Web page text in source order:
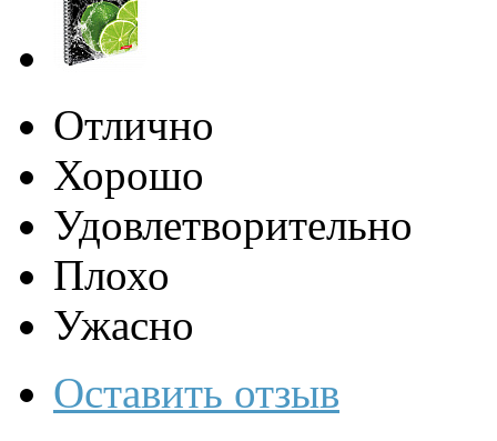
Отлично
Хорошо
Удовлетворительно
Плохо
Ужасно
Оставить отзыв